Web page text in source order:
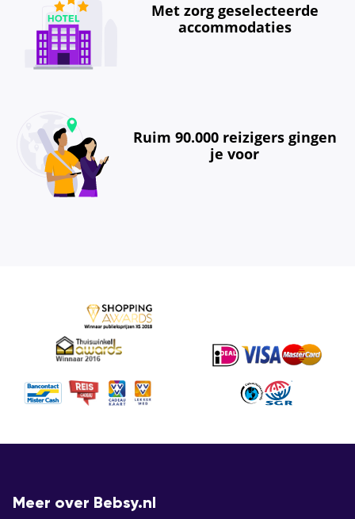
Met zorg geselecteerde
accommodaties
Ruim 90.000 reizigers gingen
je voor
Meer over Bebsy.nl